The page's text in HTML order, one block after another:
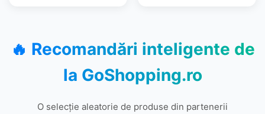
🔥 Recomandări inteligente de
la GoShopping.ro
O selecție aleatorie de produse din partenerii